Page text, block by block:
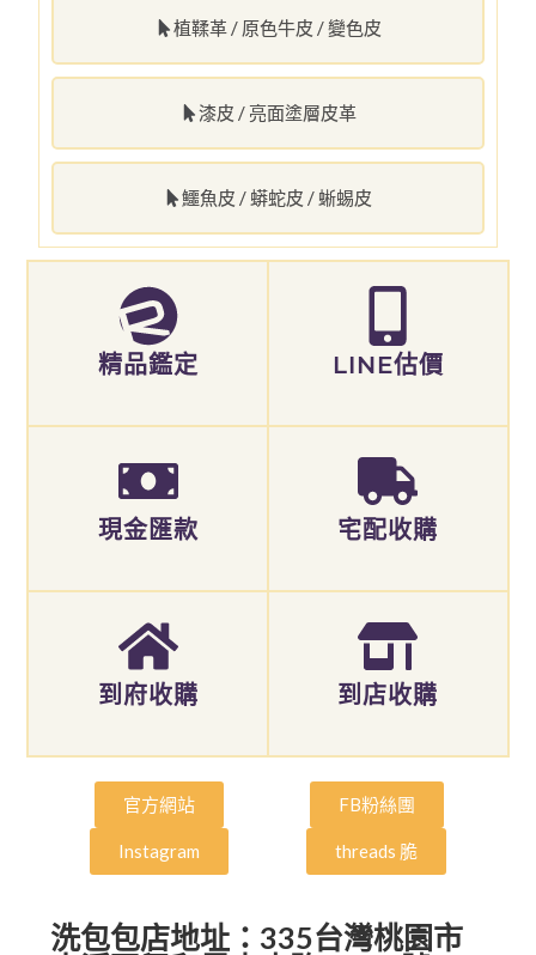
植鞣革 / 原色牛皮 / 變色皮
漆皮 / 亮面塗層皮革
鱷魚皮 / 蟒蛇皮 / 蜥蜴皮
精品鑑定 LINE估價
現金匯款 宅配收購
到府收購 到店收購
官方網站 FB粉絲團
Instagram threads 脆
洗包包店地址：335台灣桃園市